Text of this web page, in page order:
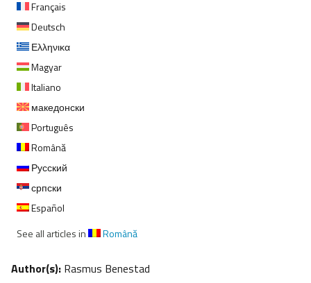
Français
Deutsch
Ελληνικα
Magyar
Italiano
македонски
Português
Română
Русский
српски
Español
See all articles in
Română
Author(s): Rasmus Benestad